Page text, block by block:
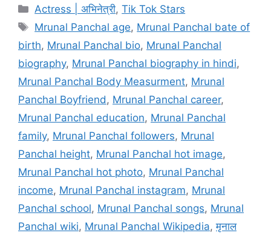
Categories
Actress | अभिनेत्री,Tik Tok Stars
Tags
Mrunal Panchal age, Mrunal Panchal bate of
birth, Mrunal Panchal bio, Mrunal Panchal
biography, Mrunal Panchal biography in hindi,
Mrunal Panchal Body Measurment, Mrunal
Panchal Boyfriend, Mrunal Panchal career,
Mrunal Panchal education, Mrunal Panchal
family, Mrunal Panchal followers, Mrunal
Panchal height, Mrunal Panchal hot image,
Mrunal Panchal hot photo, Mrunal Panchal
income, Mrunal Panchal instagram, Mrunal
Panchal school, Mrunal Panchal songs, Mrunal
Panchal wiki, Mrunal Panchal Wikipedia,मृनाल